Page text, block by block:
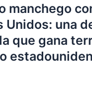
manchego
Unidos: una
que gana